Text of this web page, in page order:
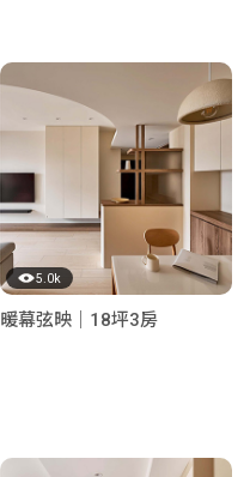
5.0k
暖幕弦映｜18坪3房